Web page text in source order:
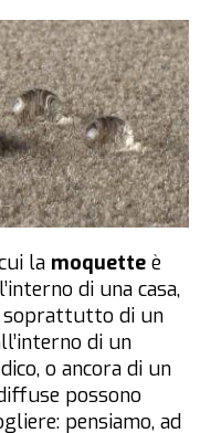
la moquette è
di una casa,
soprattutto di un
di un
o ancora di un
possono
pensiamo, ad